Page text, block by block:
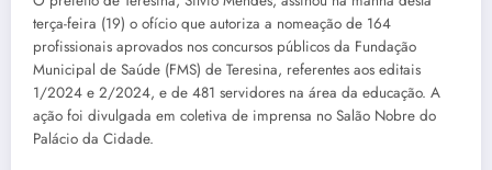
terça-feira (19) o ofício que autoriza a nomeação de 164
profissionais aprovados nos concursos públicos da Fundação
Municipal de Saúde (FMS) de Teresina, referentes aos editais
1/2024 e 2/2024, e de 481 servidores na área da educação. A
ação foi divulgada em coletiva de imprensa no Salão Nobre do
Palácio da Cidade.